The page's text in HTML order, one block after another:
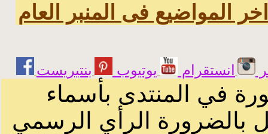
اخر المواضيع فى المنبر العام
انستقرام يوتيوب
في المنتدى بأسماء
بالضرورة الرأي الرسمي